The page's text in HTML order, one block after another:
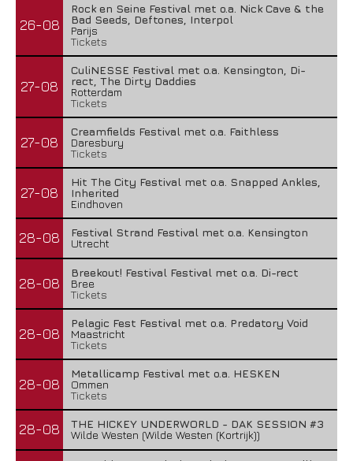
26-08
Rock en Seine Festival met o.a. Nick Cave & the
Bad Seeds, Deftones, Interpol
Parijs
Tickets
27-08
CuliNESSE Festival met o.a. Kensington, Di-
rect, The Dirty Daddies
Rotterdam
Tickets
27-08
Creamfields Festival met o.a. Faithless
Daresbury
Tickets
27-08
Hit The City Festival met o.a. Snapped Ankles,
Inherited
Eindhoven
28-08
Festival Strand Festival met o.a. Kensington
Utrecht
28-08
Breekout! Festival Festival met o.a. Di-rect
Bree
Tickets
28-08
Pelagic Fest Festival met o.a. Predatory Void
Maastricht
Tickets
28-08
Metallicamp Festival met o.a. HESKEN
Ommen
Tickets
28-08
THE HICKEY UNDERWORLD - DAK SESSION #3
Wilde Westen (Wilde Westen (Kortrijk))